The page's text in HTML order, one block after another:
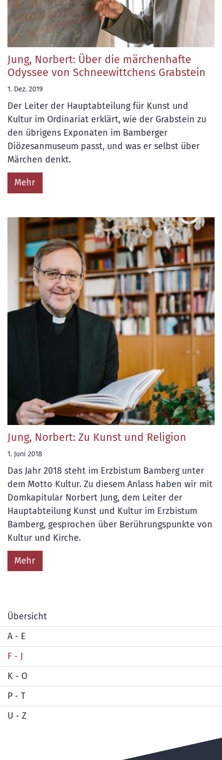
Jung, Norbert: Über die märchenhafte
Odyssee von Schneewittchens Grabstein
1. Dez. 2019
Der Leiter der Hauptabteilung für Kunst und
Kultur im Ordinariat erklärt, wie der Grabstein zu
den übrigens Exponaten im Bamberger
Diözesanmuseum passt, und was er selbst über
Märchen denkt.
Mehr
Jung, Norbert: Zu Kunst und Religion
1. Juni 2018
Das Jahr 2018 steht im Erzbistum Bamberg unter
dem Motto Kultur. Zu diesem Anlass haben wir mit
Domkapitular Norbert Jung, dem Leiter der
Hauptabteilung Kunst und Kultur im Erzbistum
Bamberg, gesprochen über Berührungspunkte von
Kultur und Kirche.
Mehr
Übersicht
A - E
F - J
K - O
P - T
U - Z